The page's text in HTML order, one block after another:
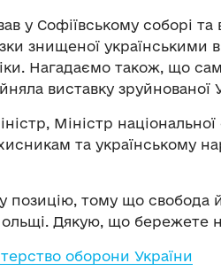
у Софіївському соборі
знищеної українськими
Нагадаємо також, що
виставку зруйнованої
Міністр
та українському
позицію, тому що свобода
Дякую, що бережете
оборони України